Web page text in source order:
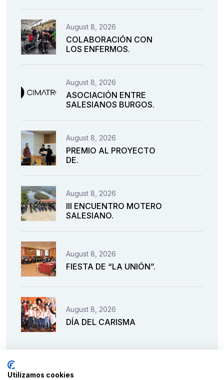
August 8, 2026
COLABORACIÓN CON
LOS ENFERMOS.
August 8, 2026
ASOCIACIÓN ENTRE
SALESIANOS BURGOS.
August 8, 2026
PREMIO AL PROYECTO
DE.
August 8, 2026
III ENCUENTRO MOTERO
SALESIANO.
August 8, 2026
FIESTA DE “LA UNIÓN”.
August 8, 2026
DÍA DEL CARISMA
Utilizamos cookies